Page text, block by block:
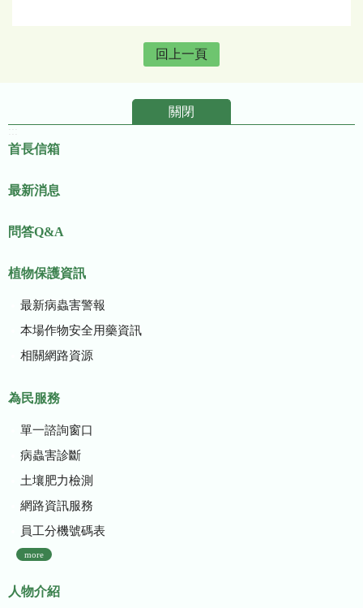
回上一頁
關閉
首長信箱
最新消息
問答Q&A
植物保護資訊
最新病蟲害警報
本場作物安全用藥資訊
相關網路資源
為民服務
單一諮詢窗口
病蟲害診斷
土壤肥力檢測
網路資訊服務
員工分機號碼表
more
人物介紹